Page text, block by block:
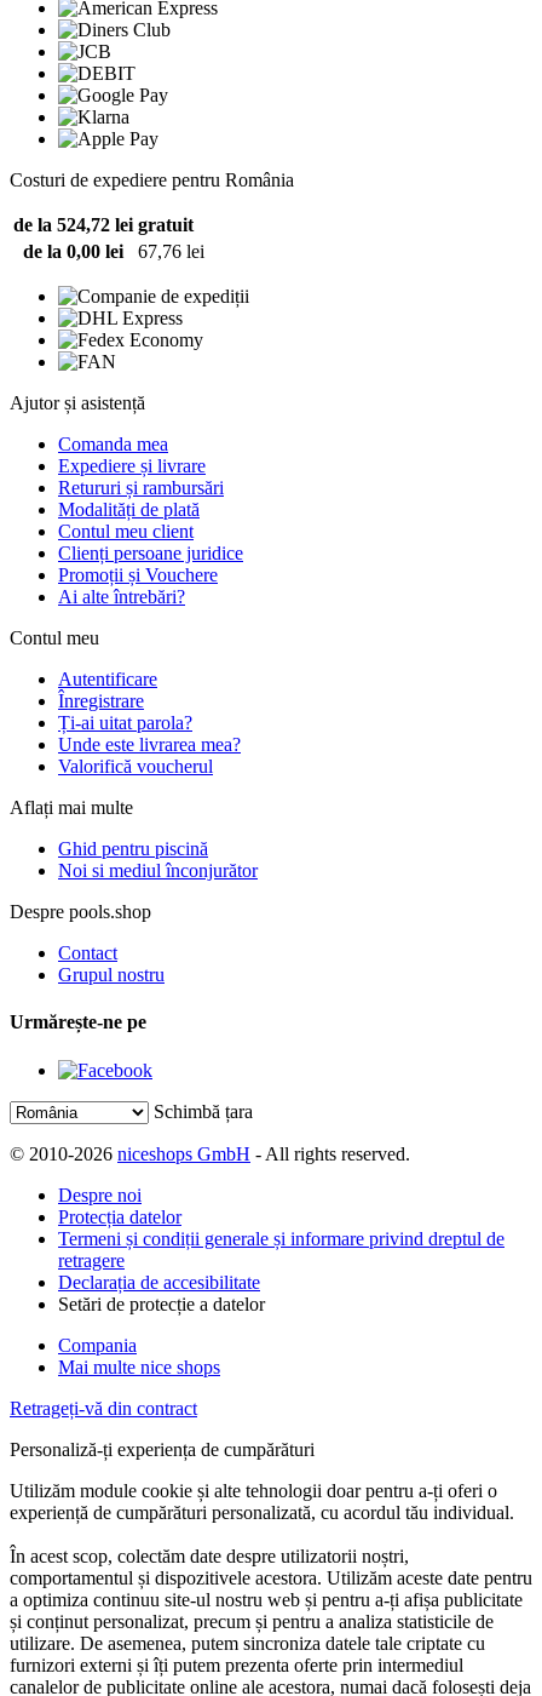
Costuri de expediere pentru România
de la 524,72 lei gratuit
de la 0,00 lei
67,76 lei
Ajutor și asistență
Comanda mea
Expediere și livrare
Retururi și rambursări
Modalități de plată
Contul meu client
Clienți persoane juridice
Promoții și Vouchere
Ai alte întrebări?
Contul meu
Autentificare
Înregistrare
Ți-ai uitat parola?
Unde este livrarea mea?
Valorifică voucherul
Aflați mai multe
Ghid pentru piscină
Noi si mediul înconjurător
Despre pools.shop
Contact
Grupul nostru
Urmărește-ne pe
Schimbă țara
© 2010-2026 niceshops GmbH - All rights reserved.
Despre noi
Protecția datelor
Termeni și condiții generale și informare privind dreptul de
retragere
Declarația de accesibilitate
Setări de protecție a datelor
Compania
Mai multe nice shops
Retrageți-vă din contract
Personaliză-ți experiența de cumpărături
Utilizăm module cookie și alte tehnologii doar pentru a-ți oferi o
experiență de cumpărături personalizată, cu acordul tău individual.
În acest scop, colectăm date despre utilizatorii noștri,
comportamentul și dispozitivele acestora. Utilizăm aceste date pentru
a optimiza continuu site-ul nostru web și pentru a-ți afișa publicitate
și conținut personalizat, precum și pentru a analiza statisticile de
utilizare. De asemenea, putem sincroniza datele tale criptate cu
furnizori externi și îți putem prezenta oferte prin intermediul
canalelor de publicitate online ale acestora, numai dacă folosești deja